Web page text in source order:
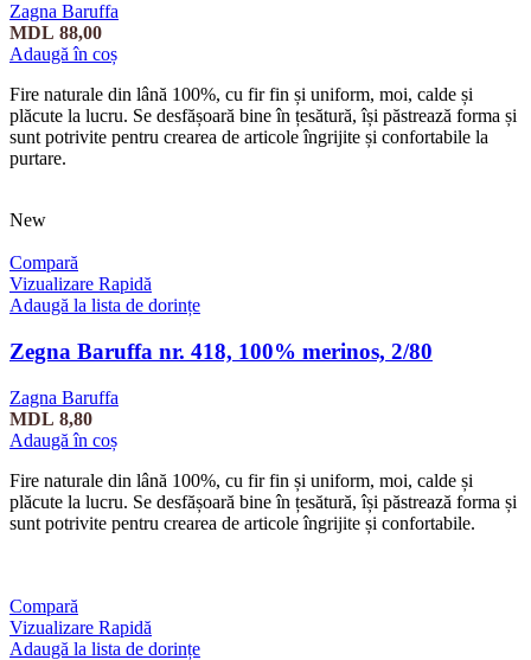
Zagna Baruffa
MDL 88,00
Adaugă în coș
Fire naturale din lână 100%, cu fir fin și uniform, moi, calde și
plăcute la lucru. Se desfășoară bine în țesătură, își păstrează forma și
sunt potrivite pentru crearea de articole îngrijite și confortabile la
purtare.
New
Compară
Vizualizare Rapidă
Adaugă la lista de dorințe
Zegna Baruffa nr. 418, 100% merinos, 2/80
Zagna Baruffa
MDL 8,80
Adaugă în coș
Fire naturale din lână 100%, cu fir fin și uniform, moi, calde și
plăcute la lucru. Se desfășoară bine în țesătură, își păstrează forma și
sunt potrivite pentru crearea de articole îngrijite și confortabile.
Compară
Vizualizare Rapidă
Adaugă la lista de dorințe